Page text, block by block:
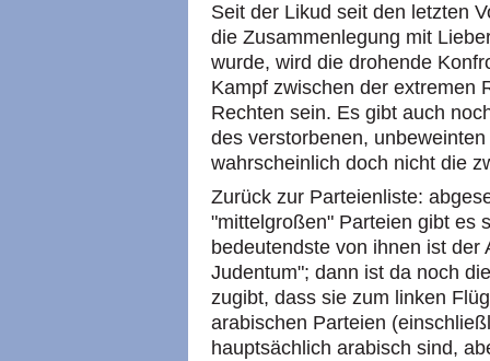
Seit der Likud seit den letzten
die Zusammenlegung mit
wurde, wird die drohende
Kampf zwischen der extremen
Rechten sein. Es gibt auch
des verstorbenen,
wahrscheinlich doch nicht die
Zurück zur Parteienliste:
"mittelgroßen" Parteien gibt es
bedeutendste von ihnen ist der
Judentum"; dann ist da noch
zugibt, dass sie zum linken
arabischen Parteien
hauptsächlich arabisch sind,